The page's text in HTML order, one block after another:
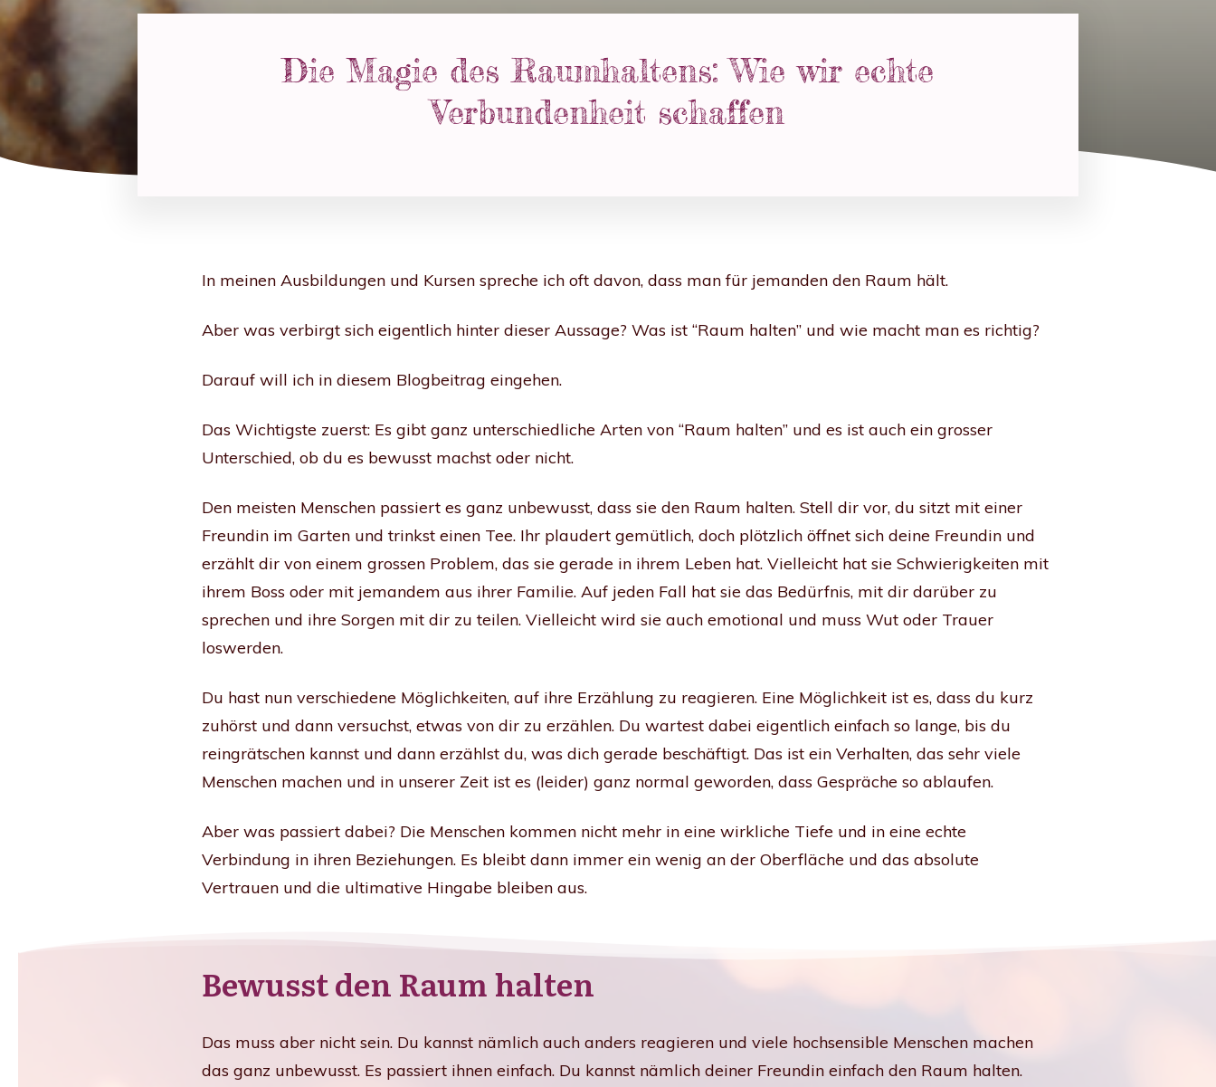
Die Magie des Raumhaltens: Wie wir echte
Verbundenheit schaffen
In meinen Ausbildungen und Kursen spreche ich oft davon, dass man für jemanden den Raum hält.
Aber was verbirgt sich eigentlich hinter dieser Aussage? Was ist “Raum halten” und wie macht man es richtig?
Darauf will ich in diesem Blogbeitrag eingehen.
Das Wichtigste zuerst: Es gibt ganz unterschiedliche Arten von “Raum halten” und es ist auch ein grosser
Unterschied, ob du es bewusst machst oder nicht.
Den meisten Menschen passiert es ganz unbewusst, dass sie den Raum halten. Stell dir vor, du sitzt mit einer
Freundin im Garten und trinkst einen Tee. Ihr plaudert gemütlich, doch plötzlich öffnet sich deine Freundin und
erzählt dir von einem grossen Problem, das sie gerade in ihrem Leben hat. Vielleicht hat sie Schwierigkeiten mit
ihrem Boss oder mit jemandem aus ihrer Familie. Auf jeden Fall hat sie das Bedürfnis, mit dir darüber zu
sprechen und ihre Sorgen mit dir zu teilen. Vielleicht wird sie auch emotional und muss Wut oder Trauer
loswerden.
Du hast nun verschiedene Möglichkeiten, auf ihre Erzählung zu reagieren. Eine Möglichkeit ist es, dass du kurz
zuhörst und dann versuchst, etwas von dir zu erzählen. Du wartest dabei eigentlich einfach so lange, bis du
reingrätschen kannst und dann erzählst du, was dich gerade beschäftigt. Das ist ein Verhalten, das sehr viele
Menschen machen und in unserer Zeit ist es (leider) ganz normal geworden, dass Gespräche so ablaufen.
Aber was passiert dabei? Die Menschen kommen nicht mehr in eine wirkliche Tiefe und in eine echte
Verbindung in ihren Beziehungen. Es bleibt dann immer ein wenig an der Oberfläche und das absolute
Vertrauen und die ultimative Hingabe bleiben aus.
Bewusst den Raum halten
Das muss aber nicht sein. Du kannst nämlich auch anders reagieren und viele hochsensible Menschen machen
das ganz unbewusst. Es passiert ihnen einfach. Du kannst nämlich deiner Freundin einfach den Raum halten.